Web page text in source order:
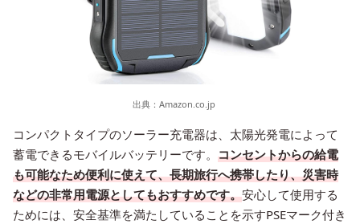
出典： Amazon.co.jp
コンパクトタイプのソーラー充電器は、太陽光発電によって
蓄電できるモバイルバッテリーです。 コンセントからの給電
も可能なため便利に使えて、長期旅行へ携帯したり、災害時
などの非常用電源としてもおすすめです。安心して使用する
ためには、安全基準を満たしていることを示すPSEマーク付き